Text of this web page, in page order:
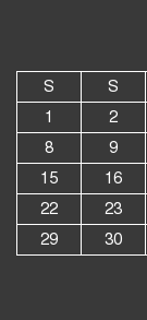
S S
1
2
8
9
15
16
22
23
29
30